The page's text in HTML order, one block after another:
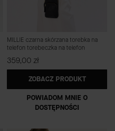
MILLIE czarna skórzana torebka na
telefon torebeczka na telefon
Cena
359,00 zł
ZOBACZ PRODUKT
POWIADOM MNIE O
DOSTĘPNOŚCI